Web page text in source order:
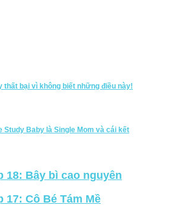
thất bại vì không biết những điều này!
Study Baby là Single Mom và cái kết
18: Bây bì cao nguyên
17: Cô Bé Tám Mề